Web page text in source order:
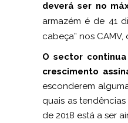
deverá ser no
armazém é de 41
cabeça” nos
O sector
crescimento
esconderem
quais as
de 2018 está a ser